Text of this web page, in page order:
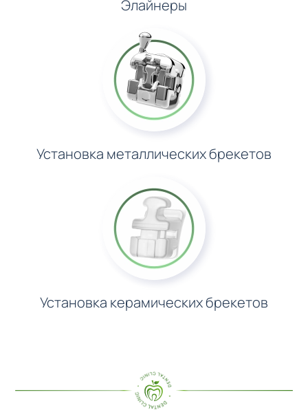
Элайнеры
Установка металлических брекетов
Установка керамических брекетов